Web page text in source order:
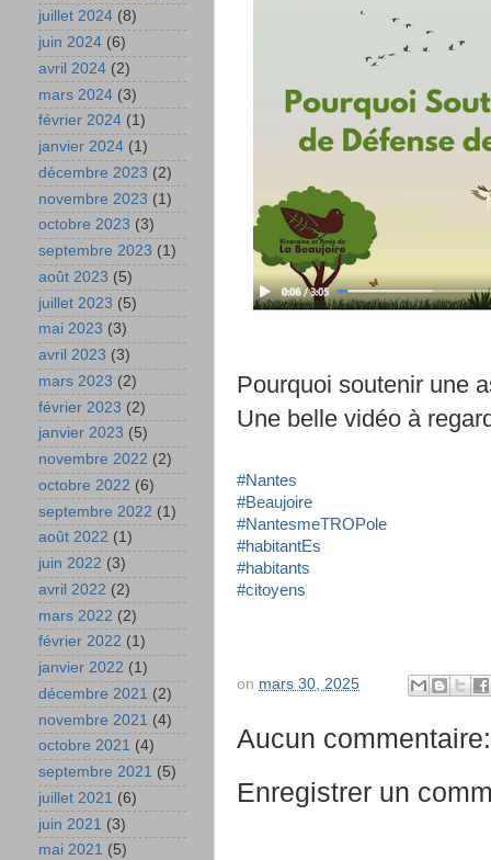
Pourquoi soutenir une
Une belle vidéo à
#Nantes
#Beaujoire
#NantesmeTROPole
#habitantEs
#habitants
#citoyens
on mars 30, 2025
Aucun commentaire:
Enregistrer un
juillet 2024 (8)
juin 2024 (6)
avril 2024 (2)
mars 2024 (3)
février 2024 (1)
janvier 2024 (1)
décembre 2023 (2)
novembre 2023 (1)
octobre 2023 (3)
septembre 2023 (1)
août 2023 (5)
juillet 2023 (5)
mai 2023 (3)
avril 2023 (3)
mars 2023 (2)
février 2023 (2)
janvier 2023 (5)
novembre 2022 (2)
octobre 2022 (6)
septembre 2022 (1)
août 2022 (1)
juin 2022 (3)
avril 2022 (2)
mars 2022 (2)
février 2022 (1)
janvier 2022 (1)
décembre 2021 (2)
novembre 2021 (4)
octobre 2021 (4)
septembre 2021 (5)
juillet 2021 (6)
juin 2021 (3)
mai 2021 (5)